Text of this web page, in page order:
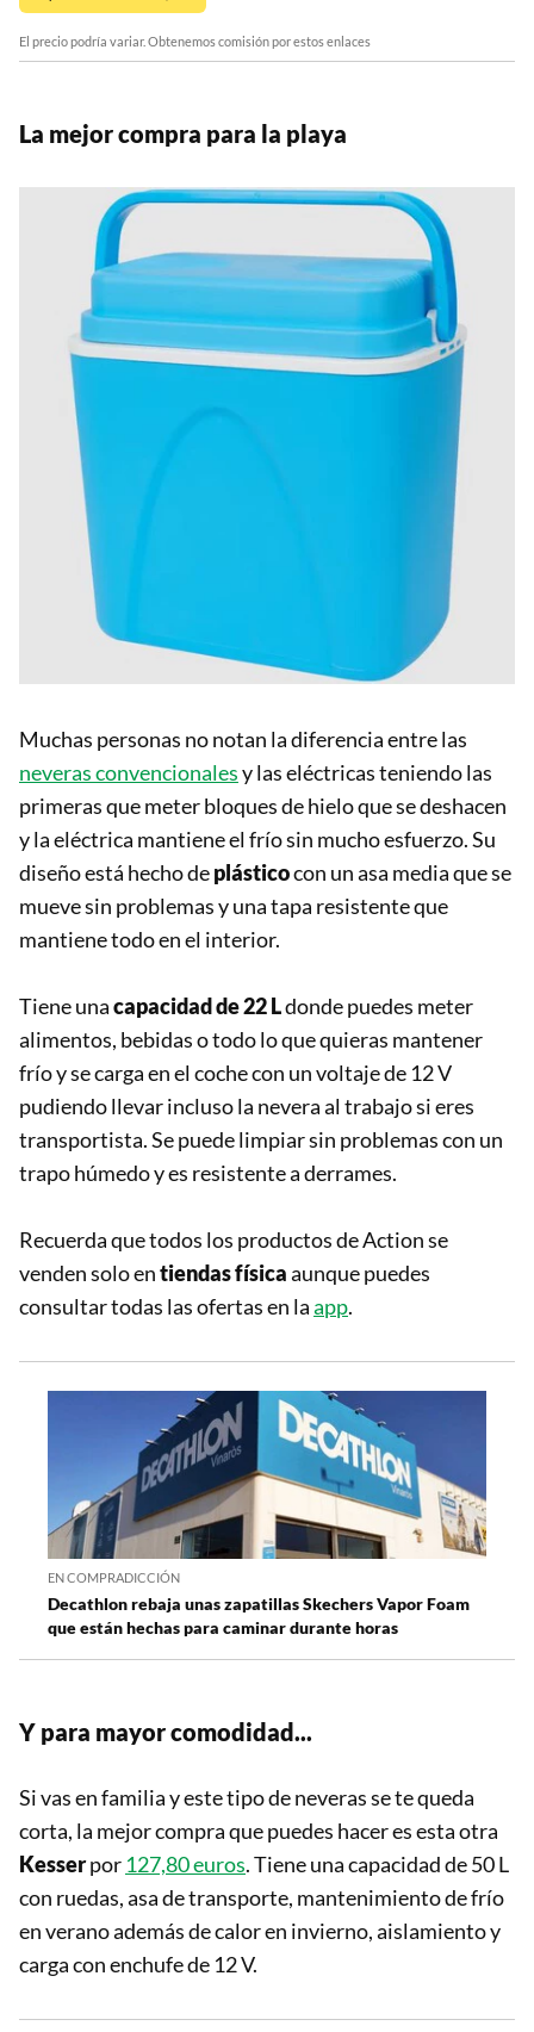
El precio podría variar. Obtenemos comisión por estos enlaces
La mejor compra para la playa
Muchas personas no notan la diferencia entre las
neveras convencionalesy las eléctricas teniendo las
primeras que meter bloques de hielo que se deshacen
y la eléctrica mantiene el frío sin mucho esfuerzo. Su
diseño está hecho deplásticocon un asa media que se
mueve sin problemas y una tapa resistente que
mantiene todo en el interior.
Tiene unacapacidad de 22 Ldonde puedes meter
alimentos, bebidas o todo lo que quieras mantener
frío y se carga en el coche con un voltaje de 12 V
pudiendo llevar incluso la nevera al trabajo si eres
transportista. Se puede limpiar sin problemas con un
trapo húmedo y es resistente a derrames.
Recuerda que todos los productos de Action se
venden solo entiendas físicaaunque puedes
consultar todas las ofertas en laapp.
EN COMPRADICCIÓN
Decathlon rebaja unas zapatillas Skechers Vapor Foam
que están hechas para caminar durante horas
Y para mayor comodidad...
Si vas en familia y este tipo de neveras se te queda
corta, la mejor compra que puedes hacer es esta otra
Kesserpor 127,80 euros. Tiene una capacidad de 50 L
con ruedas, asa de transporte, mantenimiento de frío
en verano además de calor en invierno, aislamiento y
carga con enchufe de 12 V.